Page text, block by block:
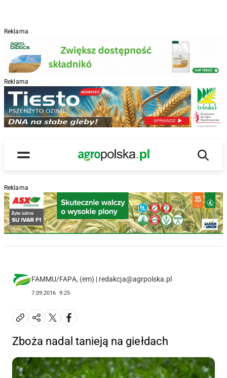
Reklama
Reklama
Menu
Main Logo
Reklama
FAMMU/FAPA, (em) | redakcja@agrpolska.pl
7.09.2016 9:25
Zboża nadal tanieją na giełdach